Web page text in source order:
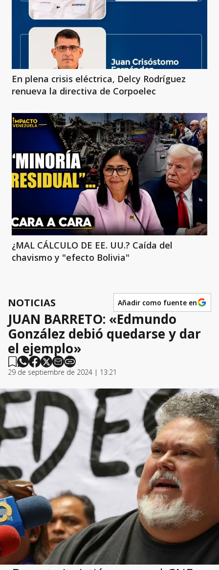
En plena crisis eléctrica, Delcy Rodríguez
renueva la directiva de Corpoelec
¿MAL CÁLCULO DE EE. UU.? Caída del
chavismo y "efecto Bolivia"
NOTICIAS Añadir como fuente en
JUAN BARRETO: «Edmundo
González debió quedarse y dar
el ejemplo»
29 de septiembre de 2024 | 13:21